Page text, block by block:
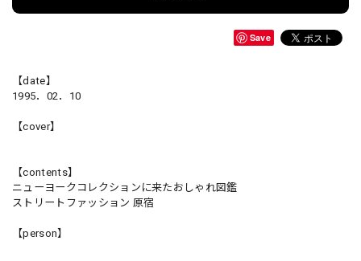
Save
【date】
1995．02．10
【cover】
【contents】
ニューヨークコレクションに来たおしゃれ図鑑
ストリートファッション 原宿
【person】